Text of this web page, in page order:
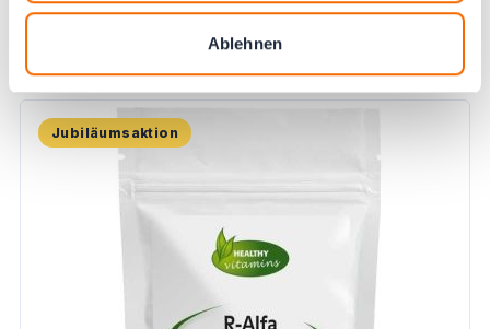
Ablehnen
Drücken, um Karussell zu überspringen
Unsere Empfehlungen
Jubiläumsaktion